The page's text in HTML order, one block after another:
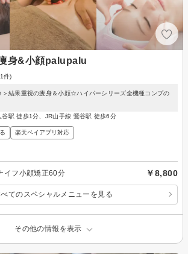
身&小顔palupalu
件)
＞結果重視の痩身＆小顔☆ハイパーシリーズ全機種コンプの
谷駅 徒歩1分、JR山手線 鶯谷駅 徒歩6分
楽天ペイアプリ対応
イフ小顔矯正60分 ￥8,800
てのスペシャルメニューを見る
その他の情報を表示